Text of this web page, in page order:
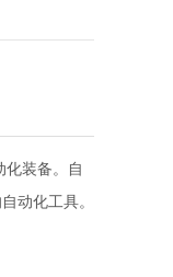
化装备。自
动化工具。